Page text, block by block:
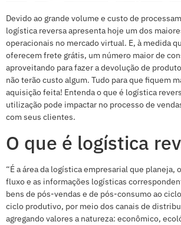
Devido ao grande volume e custo de
logística reversa apresenta hoje um dos
operacionais no mercado virtual. E, à medida
oferecem frete grátis, um número maior de
aproveitando para fazer a devolução de
não terão custo algum. Tudo para que fiquem
aquisição feita! Entenda o que é logística
utilização pode impactar no processo de
com seus clientes.
O que é logística
“É a área da logística empresarial que planeja,
fluxo e as informações logísticas
bens de pós-vendas e de pós-consumo ao
ciclo produtivo, por meio dos canais de
agregando valores a natureza: econômico,